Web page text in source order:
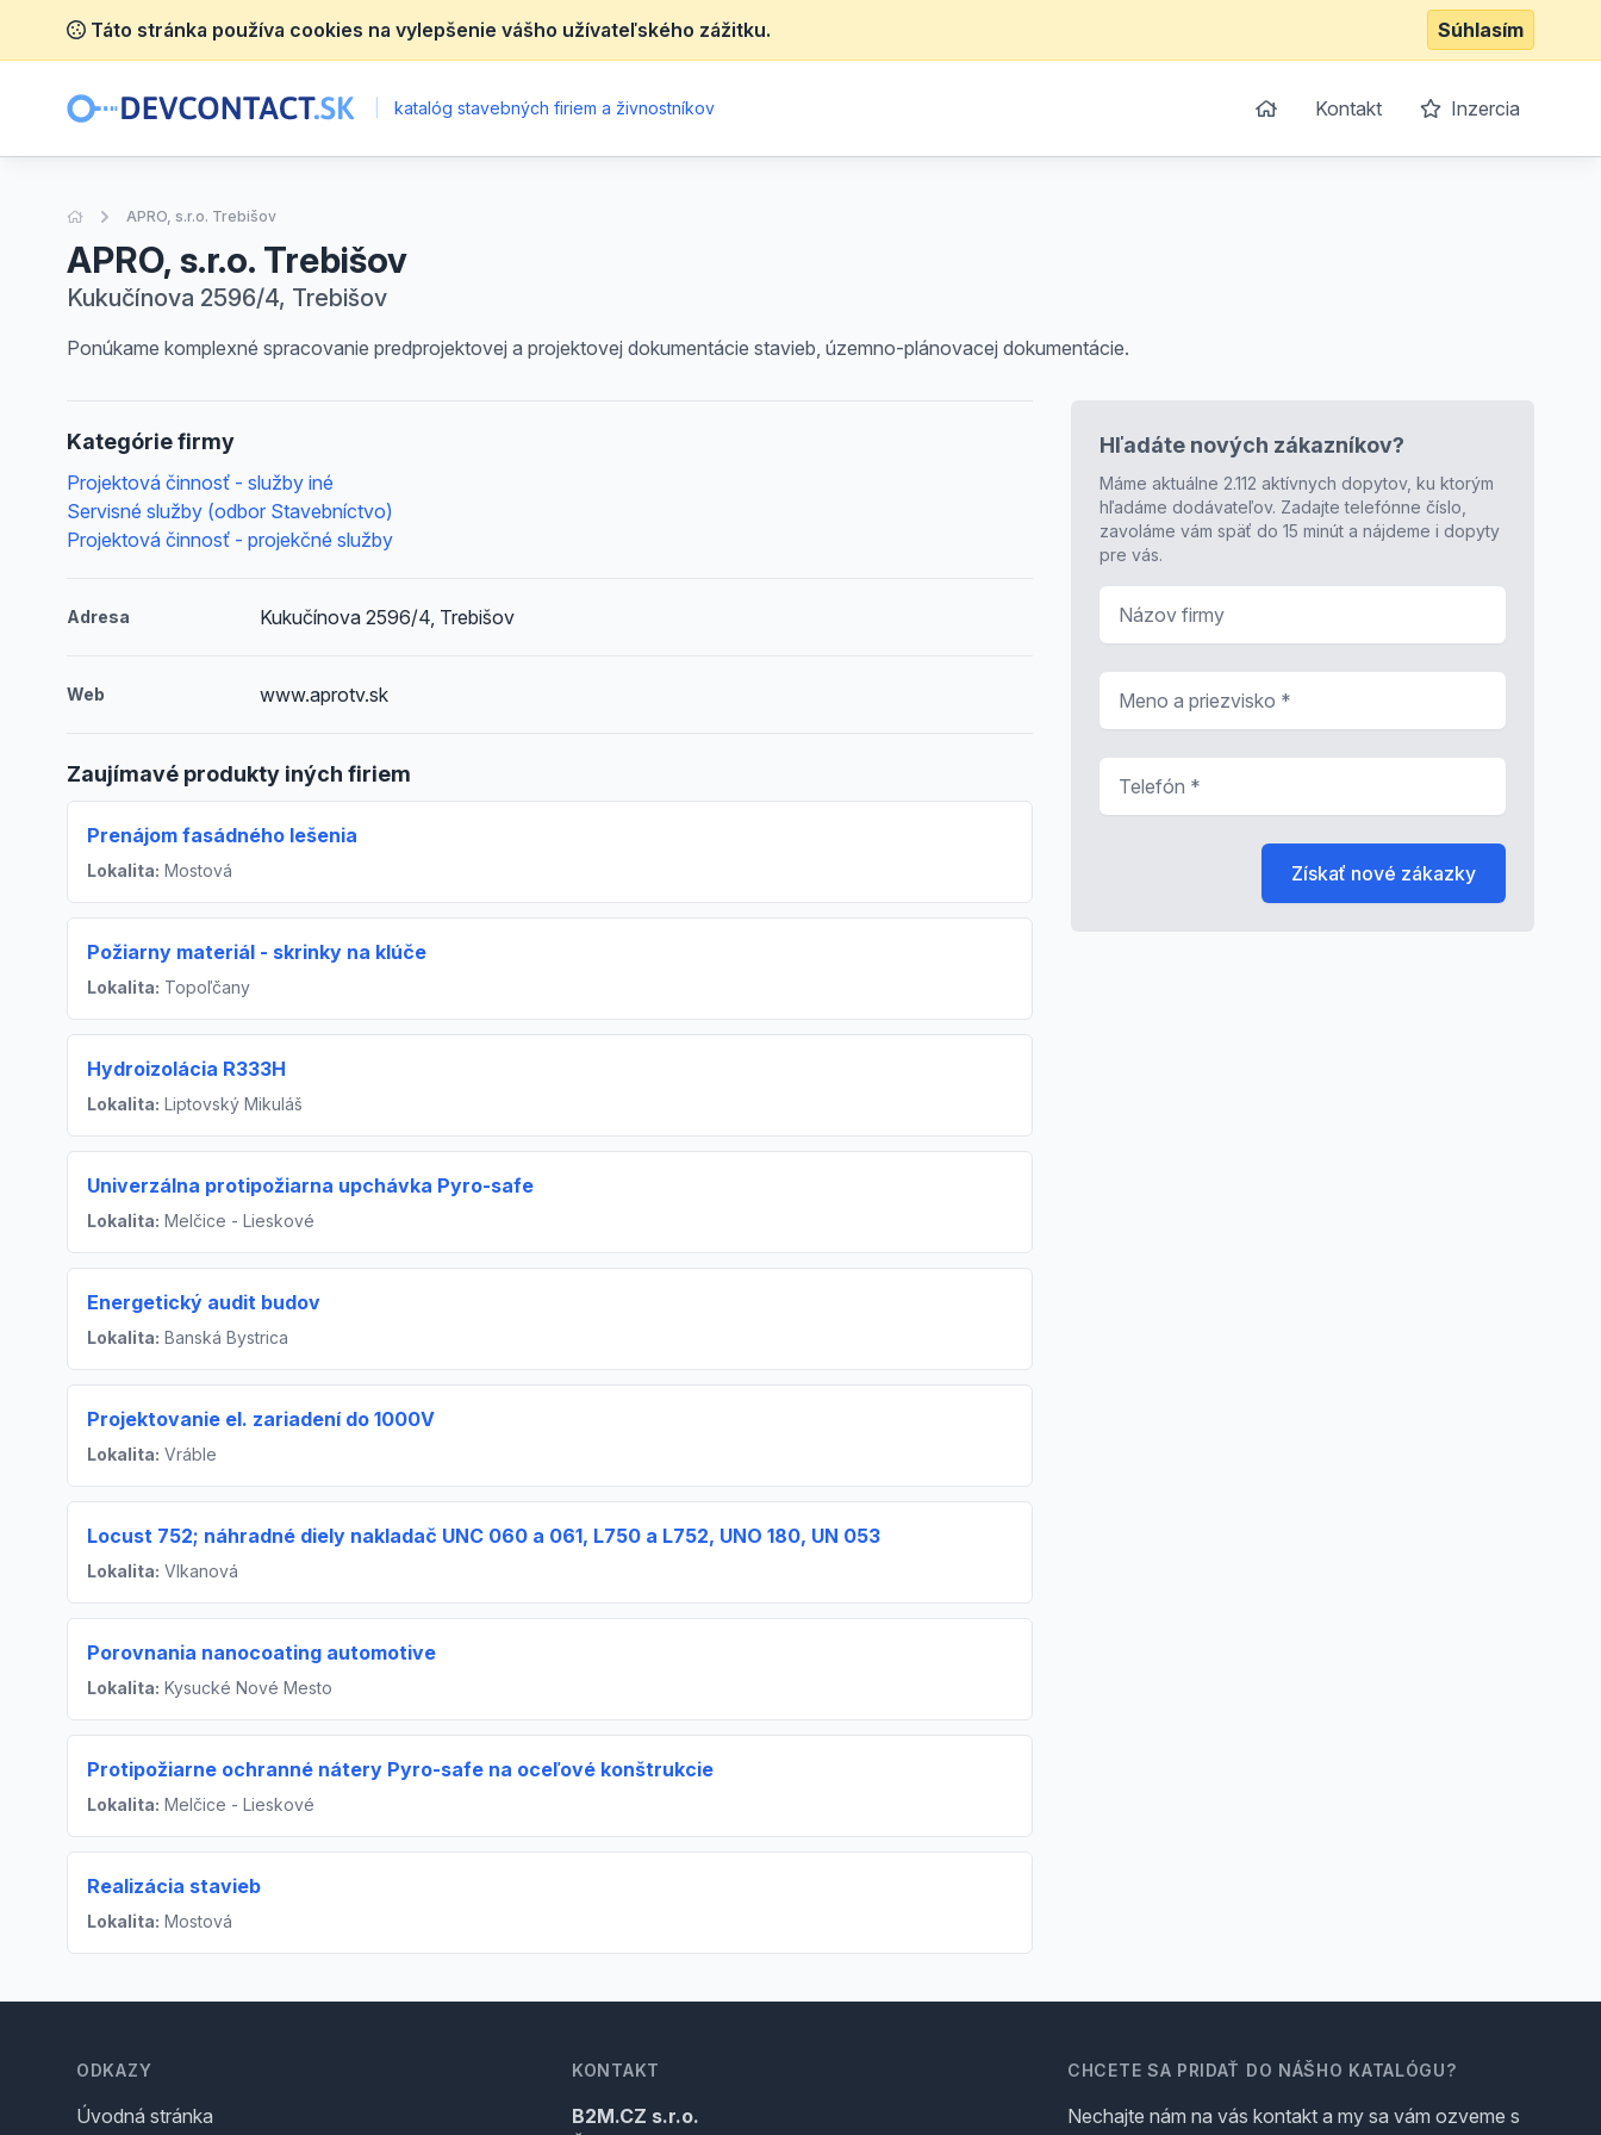
Táto stránka používa cookies na vylepšenie vášho užívateľského zážitku. Súhlasím
katalóg stavebných firiem a živnostníkov Kontakt Inzercia
Úvodná stránka
APRO, s.r.o. Trebišov
APRO, s.r.o. Trebišov
Kukučínova 2596/4, Trebišov
Ponúkame komplexné spracovanie predprojektovej a projektovej dokumentácie stavieb, územno-plánovacej dokumentácie.
Kategórie firmy
Projektová činnosť - služby iné
Servisné služby (odbor Stavebníctvo)
Projektová činnosť - projekčné služby
Adresa Kukučínova 2596/4, Trebišov
Web www.aprotv.sk
Zaujímavé produkty iných firiem
Prenájom fasádného lešenia
Lokalita: Mostová
Požiarny materiál - skrinky na klúče
Lokalita: Topoľčany
Hydroizolácia R333H
Lokalita: Liptovský Mikuláš
Univerzálna protipožiarna upchávka Pyro-safe
Lokalita: Melčice - Lieskové
Energetický audit budov
Lokalita: Banská Bystrica
Projektovanie el. zariadení do 1000V
Lokalita: Vráble
Locust 752; náhradné diely nakladač UNC 060 a 061, L750 a L752, UNO 180, UN 053
Lokalita: Vlkanová
Porovnania nanocoating automotive
Lokalita: Kysucké Nové Mesto
Protipožiarne ochranné nátery Pyro-safe na oceľové konštrukcie
Lokalita: Melčice - Lieskové
Realizácia stavieb
Lokalita: Mostová
Hľadáte nových zákazníkov?
Máme aktuálne 2.112 aktívnych dopytov, ku ktorým
hľadáme dodávateľov. Zadajte telefónne číslo,
zavoláme vám späť do 15 minút a nájdeme i dopyty
pre vás.
Získať nové zákazky
ODKAZY
Úvodná stránka
KONTAKT
B2M.CZ s.r.o.
CHCETE SA PRIDAŤ DO NÁŠHO KATALÓGU?
Nechajte nám na vás kontakt a my sa vám ozveme s